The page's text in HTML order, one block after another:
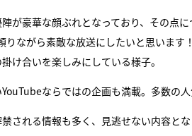
が豪華な顔ぶれとなっており、その点
りながら素敵な放送にしたいと思いま
け合いを楽しみにしている様子。
ならではの企画も満載。多数の
される情報も多く、見逃せない内容とな